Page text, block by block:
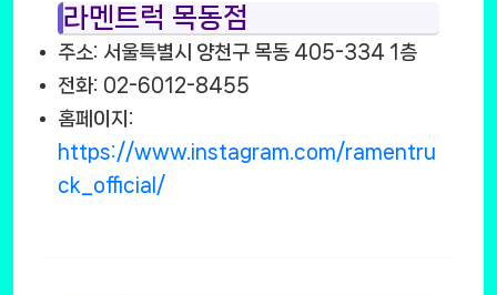
라멘트럭 목동점
주소: 서울특별시 양천구 목동 405-334 1층
전화: 02-6012-8455
홈페이지:
https://www.instagram.com/ramentru
ck_official/